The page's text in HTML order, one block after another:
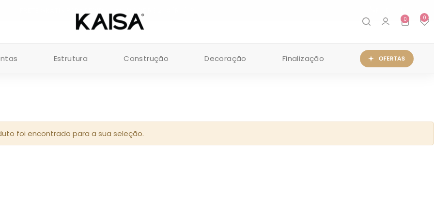
0 0
Estrutura Construção Decoração Finalização
foi encontrado para a sua seleção.